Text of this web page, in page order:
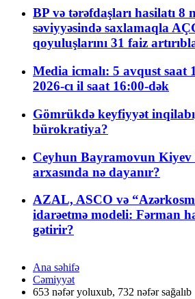
BP və tərəfdaşları hasilatı 8
səviyyəsində saxlamaqla
qoyuluşlarını 31 faiz
Media icmalı: 5 avqust saat
2026-cı il saat 16:00-dək
Gömrükdə keyfiyyət
bürokratiya?
Ceyhun Bayramovun Kiyev
arxasında nə dayanır?
AZAL, ASCO və
idarəetmə modeli: Fərman
gətirir?
Ana səhifə
Cəmiyyət
653 nəfər yoluxub, 732 nəfər sağalıb